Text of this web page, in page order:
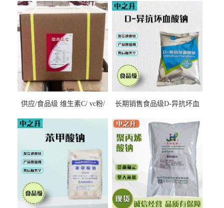
供应/食品级 维生素C/ vc粉/
长期销售食品级D-异抗坏血